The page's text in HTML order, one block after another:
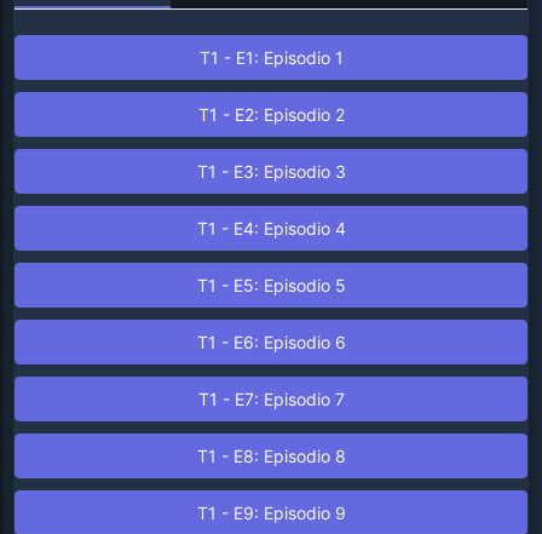
T1 - E1: Episodio 1
T1 - E2: Episodio 2
T1 - E3: Episodio 3
T1 - E4: Episodio 4
T1 - E5: Episodio 5
T1 - E6: Episodio 6
T1 - E7: Episodio 7
T1 - E8: Episodio 8
T1 - E9: Episodio 9